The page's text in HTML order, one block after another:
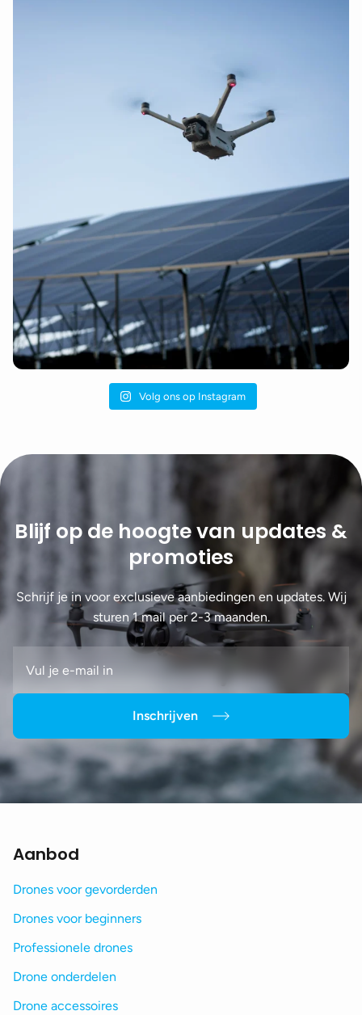
Volg ons op Instagram
Blijf op de hoogte van updates &
promoties
Schrijf je in voor exclusieve aanbiedingen en updates. Wij
sturen 1 mail per 2-3 maanden.
Inschrijven
Aanbod
Drones voor gevorderden
Drones voor beginners
Professionele drones
Drone onderdelen
Drone accessoires